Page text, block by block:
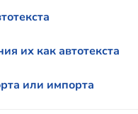
их как автотекста
или импорта